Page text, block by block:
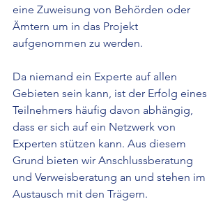
eine Zuweisung von Behörden oder
Ämtern um in das Projekt
aufgenommen zu werden.
Da niemand ein Experte auf allen
Gebieten sein kann, ist der Erfolg eines
Teilnehmers häufig davon abhängig,
dass er sich auf ein Netzwerk von
Experten stützen kann. Aus diesem
Grund bieten wir Anschlussberatung
und Verweisberatung an und stehen im
Austausch mit den Trägern.